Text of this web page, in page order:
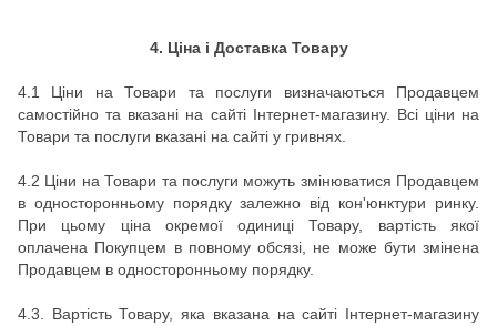
4. Ціна і Доставка Товару
4.1 Ціни на Товари та послуги визначаються Продавцем
самостійно та вказані на сайті Інтернет-магазину. Всі ціни на
Товари та послуги вказані на сайті у гривнях.
4.2 Ціни на Товари та послуги можуть змінюватися Продавцем
в односторонньому порядку залежно від кон'юнктури ринку.
При цьому ціна окремої одиниці Товару, вартість якої
оплачена Покупцем в повному обсязі, не може бути змінена
Продавцем в односторонньому порядку.
4.3. Вартість Товару, яка вказана на сайті Інтернет-магазину